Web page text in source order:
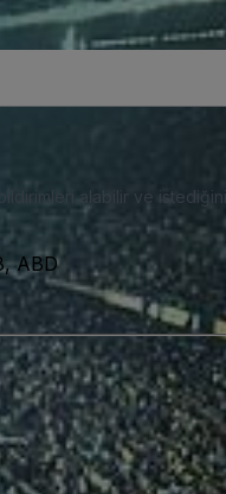
bildirimleri alabilir ve
ABD